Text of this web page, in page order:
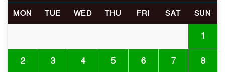
চুয়াডাঙ্গা/ প্রথম স্ত্রীকে নিয়ে
বাড়ি
MON TUE WED THU FRI SAT SUN
1
2 3 4 5 6 7 8